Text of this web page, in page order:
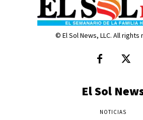
© El Sol News, LLC. All rights
El Sol
NOTICIAS